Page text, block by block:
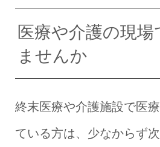
医療や介護の現
ませんか
終末医療や介護施設で医
ている方は、少なからず